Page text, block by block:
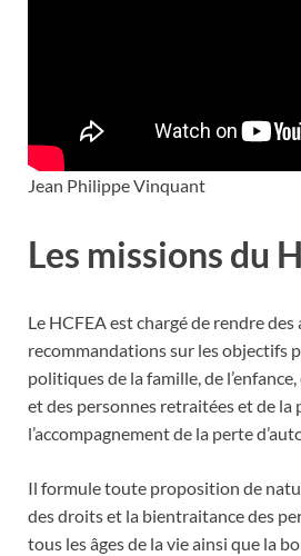
Jean Philippe Vinquant
Les missions du
Le HCFEA est chargé de rendre
recommandations sur les objectifs
politiques de la famille, de
et des personnes retraitées et de la
l’accompagnement de la perte
Il formule toute proposition de
des droits et la bientraitance des
tous les âges de la vie ainsi que la